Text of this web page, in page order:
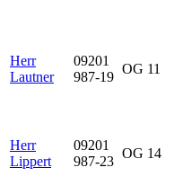
Herr
Lautner
09201
987-19
OG 11
Herr
Lippert
09201
987-23
OG 14